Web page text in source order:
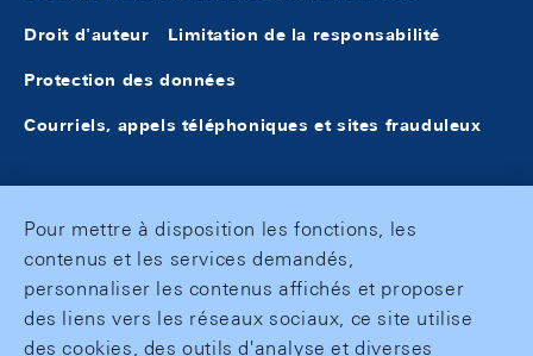
Droit d'auteur Limitation de la responsabilité
Protection des données
Courriels, appels téléphoniques et sites frauduleux
Pour mettre à disposition les fonctions, les
contenus et les services demandés,
personnaliser les contenus affichés et proposer
des liens vers les réseaux sociaux, ce site utilise
des cookies, des outils d'analyse et diverses